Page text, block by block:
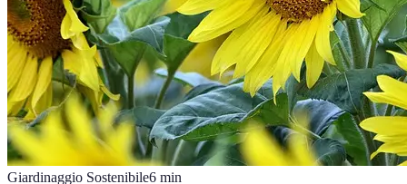
Giardinaggio Sostenibile6 min